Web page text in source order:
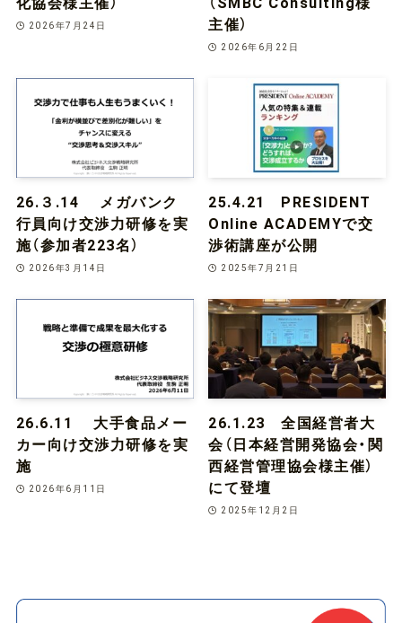
化協会様主催）
2026年7月24日
（SMBC Consulting様
主催）
2026年6月22日
26.３.14 メガバンク
行員向け交渉力研修を実
施（参加者223名）
2026年3月14日
25.4.21 PRESIDENT
Online ACADEMYで交
渉術講座が公開
2025年7月21日
26.6.11 大手食品メー
カー向け交渉力研修を実
施
2026年6月11日
26.1.23 全国経営者大
会（日本経営開発協会・関
西経営管理協会様主催）
にて登壇
2025年12月2日